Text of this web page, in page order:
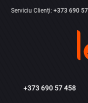
Serviciu Clienți:+373 690
+373 690 57 458